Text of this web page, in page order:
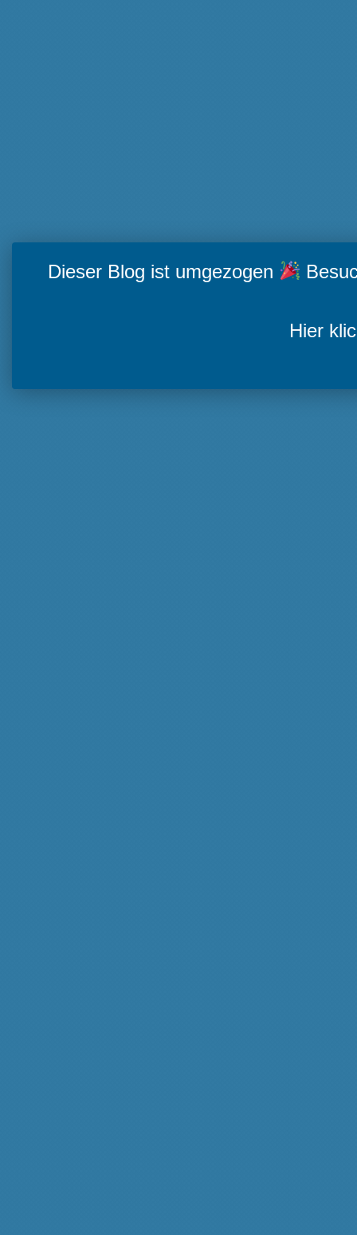
Dieser Blog ist umgezogen
Hier